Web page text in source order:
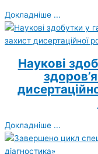
Докладніше ...
Наукові
Докладніше ...